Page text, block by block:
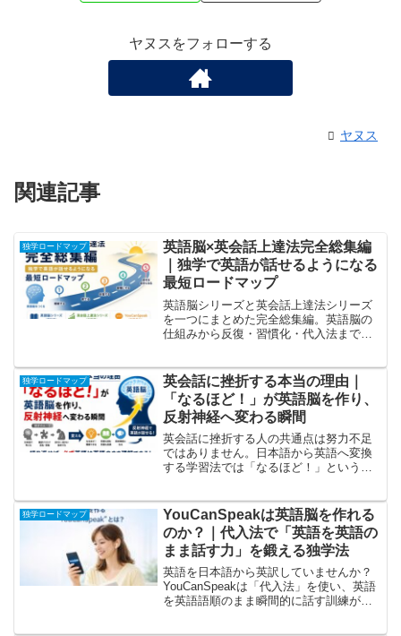
ヤヌスをフォローする
ヤヌス
関連記事
独学ロードマップ
英語脳×英会話上達法完全総集編
｜独学で英語が話せるようになる
最短ロードマップ
英語脳シリーズと英会話上達法シリーズ
を一つにまとめた完全総集編。英語脳の
仕組みから反復・習慣化・代入法まで、
解説します。
独学ロードマップ
英会話に挫折する本当の理由｜
「なるほど！」が英語脳を作り、
反射神経へ変わる瞬間
英会話に挫折する人の共通点は努力不足
ではありません。日本語から英語へ変換
する学習法では「なるほど！」という快
セスを50年以上英語と向き合ってきたヤ
ヌスが解説します。
独学ロードマップ
YouCanSpeakは英語脳を作れる
のか？｜代入法で「英語を英語の
まま話す力」を鍛える独学法
英語を日本語から英訳していませんか？
YouCanSpeakは「代入法」を使い、英語
を英語語順のまま瞬間的に話す訓練がで